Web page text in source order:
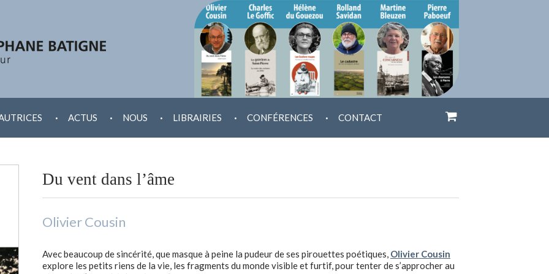
. ACTUS . NOUS . LIBRAIRIES . CONFÉRENCES . CONTACT
Du vent dans l’âme
Olivier Cousin
Avec beaucoup de sincérité, que masque à peine la pudeur de ses pirouettes poétiques, Olivier Cousin
explore les petits riens de la vie, les fragments du monde visible et furtif, pour tenter de s’approcher au